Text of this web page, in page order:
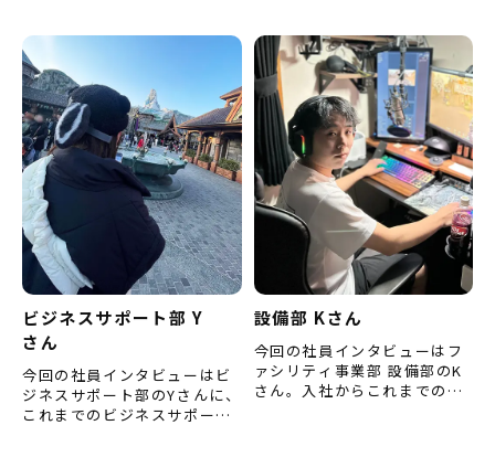
…
聞きしました。 （※内容は取
材…
ビジネスサポート部 Y
さん
今回の社員インタビューはビ
ジネスサポート部のYさんに、
これまでのビジネスサポート
設備部 Kさん
今回の社員インタビューはフ
ァシリティ事業部 設備部のK
さん。入社からこれまでの仕